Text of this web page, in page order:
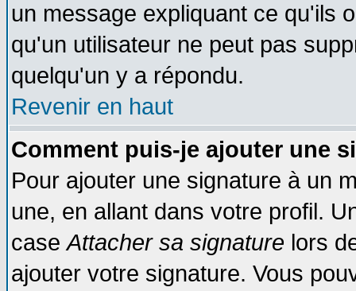
un message expliquant ce qu'ils
qu'un utilisateur ne peut pas
quelqu'un y a répondu.
Revenir en haut
Comment puis-je ajouter une
Pour ajouter une signature à un
une, en allant dans votre profil.
caseAttacher sa signature lors
ajouter votre signature. Vous